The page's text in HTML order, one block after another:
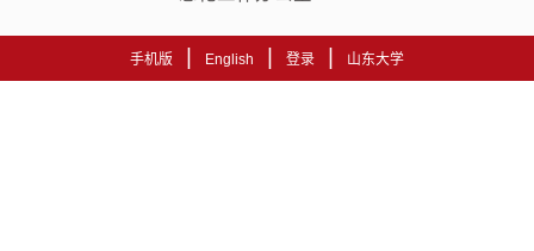
手机版 English 登录 山东大学